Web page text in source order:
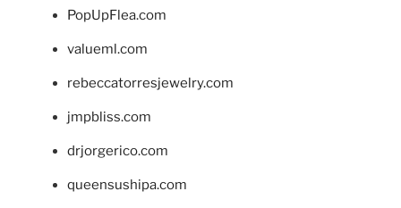
PopUpFlea.com
valueml.com
rebeccatorresjewelry.com
jmpbliss.com
drjorgerico.com
queensushipa.com